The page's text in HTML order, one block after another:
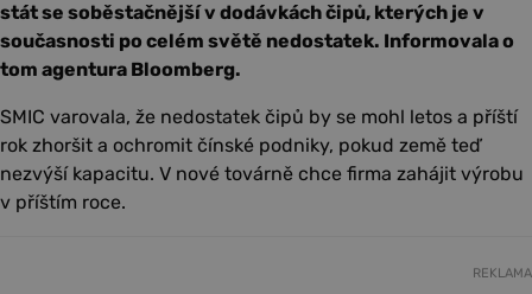
stát se soběstačnější v dodávkách čipů, kterých je v
současnosti po celém světě nedostatek. Informovala o
tom agentura Bloomberg.
SMIC varovala, že nedostatek čipů by se mohl letos a příští
rok zhoršit a ochromit čínské podniky, pokud země teď
nezvýší kapacitu. V nové továrně chce firma zahájit výrobu
v příštím roce.
REKLAMA